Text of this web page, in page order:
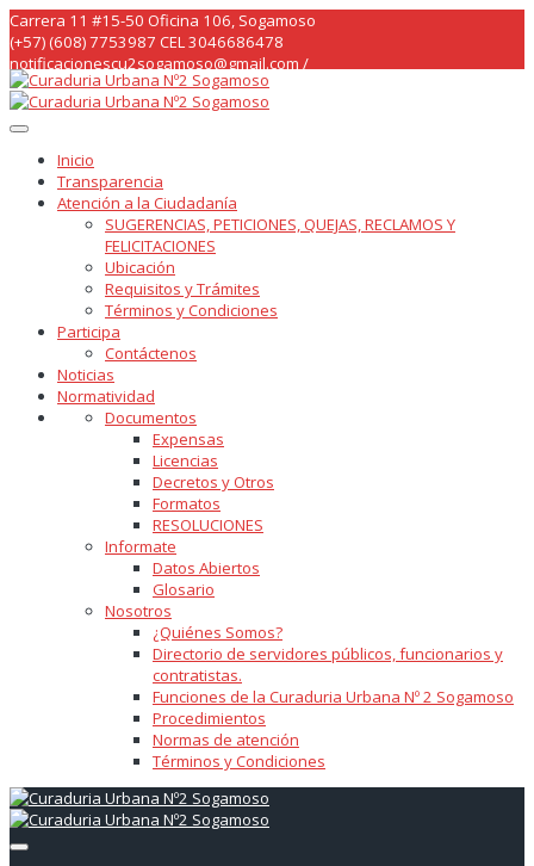
Skip
to
content
Carrera 11 #15-50 Oficina 106, Sogamoso
(+57) (608) 7753987 CEL 3046686478
notificacionescu2sogamoso@gmail.com /
curaduria2sogamoso@gmail.com /
Inicio
Transparencia
Atención a la Ciudadanía
SUGERENCIAS, PETICIONES, QUEJAS, RECLAMOS Y
FELICITACIONES
Ubicación
Requisitos y Trámites
Términos y Condiciones
Participa
Contáctenos
Noticias
Normatividad
Documentos
Expensas
Licencias
Decretos y Otros
Formatos
RESOLUCIONES
Informate
Datos Abiertos
Glosario
Nosotros
¿Quiénes Somos?
Directorio de servidores públicos, funcionarios y
contratistas.
Funciones de la Curaduria Urbana Nº 2 Sogamoso
Procedimientos
Normas de atención
Términos y Condiciones